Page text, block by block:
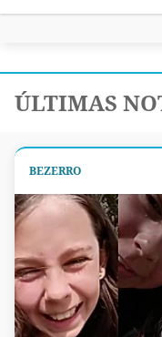
ÚLTIMAS
BEZERRO